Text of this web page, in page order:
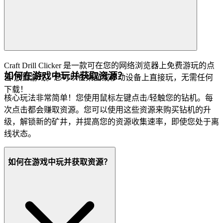
Craft Drill Clicker 是一款可在您的网络浏览器上免费游玩的点
击/放置游戏。您可以在桌面或移动设备上直接玩，无需任何
下载！
如何在游戏中玩并获取资源？
核心玩法非常简单！您使用鼠标左键点击/轻触您的钻机。每
次点击都会赚取资源。您可以使用这些资源来购买钻机的升
级，解锁新的矿井，并提高您的资源收集速率，即使您处于离
线状态。
如何在游戏中玩并获取资源？